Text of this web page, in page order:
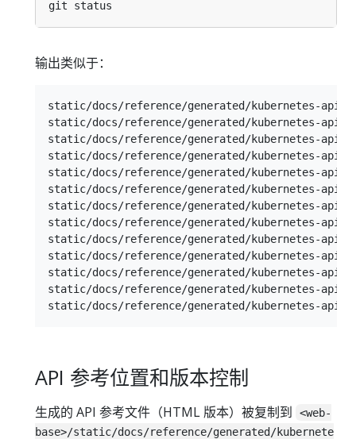
输出类似于：
static/docs/reference/generated/kubernetes-api/
static/docs/reference/generated/kubernetes-api/
static/docs/reference/generated/kubernetes-api/
static/docs/reference/generated/kubernetes-api/
static/docs/reference/generated/kubernetes-api/
static/docs/reference/generated/kubernetes-api/
static/docs/reference/generated/kubernetes-api/
static/docs/reference/generated/kubernetes-api/
static/docs/reference/generated/kubernetes-api/
static/docs/reference/generated/kubernetes-api/
static/docs/reference/generated/kubernetes-
static/docs/reference/generated/kubernetes-api/
API 参考位置和版本控制
生成的 API 参考文件（HTML 版本）被复制到
<web-
base>/static/docs/reference/generated/kubernete